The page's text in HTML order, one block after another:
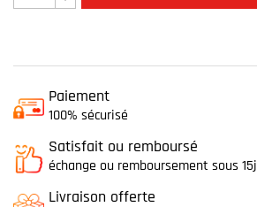
Paiement
100% sécurisé
Satisfait ou remboursé
échange ou remboursement sous 15j
Livraison offerte